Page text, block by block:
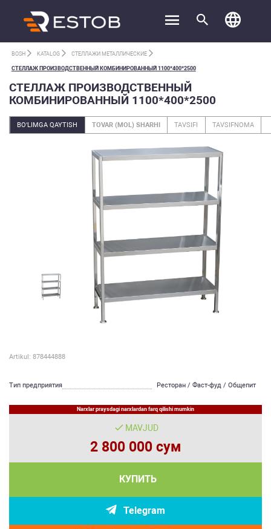
BOSH KATALOG СТЕЛЛАЖИ МЕТАЛЛИЧЕСКИЕ
СТЕЛЛАЖ ПРОИЗВОДСТВЕННЫЙ КОМБИНИРОВАННЫЙ 1100*400*2500
СТЕЛЛАЖ ПРОИЗВОДСТВЕННЫЙ
КОМБИНИРОВАННЫЙ 1100*400*2500
BO‘LIMGA QAYTISH TOVAR (MOL) SHARHI TAVSIFI TAVSIFNOMA
Artikul: 878444888
Тип предприятия Ресторан / Фаст-фуд / Общепит
Narxlar praysdagi narxlardan farq qilishi mumkin
MAVJUD
2 800 000 сум
КУПИТЬ
Telegram